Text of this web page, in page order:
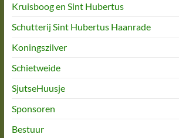
Kruisboog en Sint Hubertus
Schutterij Sint Hubertus Haanrade
Koningszilver
Schietweide
SjutseHuusje
Sponsoren
Bestuur